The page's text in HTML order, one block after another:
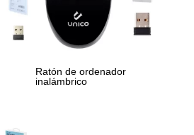
Ratón de ordenador
inalámbrico